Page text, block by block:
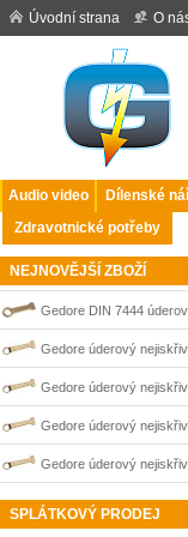
Úvodní strana O
Audio video Dílenské
Zdravotnické potřeby
NEJNOVĚJŠÍ ZBOŽÍ
Gedore DIN 7444
nejiskřivý plochý
0100201S
Gedore úderový
plochý klíč vyhnutý 115
0100268S
Gedore úderový
plochý klíč vyhnutý 70
0100260S
Gedore úderový
plochý klíč vyhnutý 95
0100265S
Gedore úderový
plochý klíč vyhnutý 80
SPLÁTKOVÝ PRODEJ